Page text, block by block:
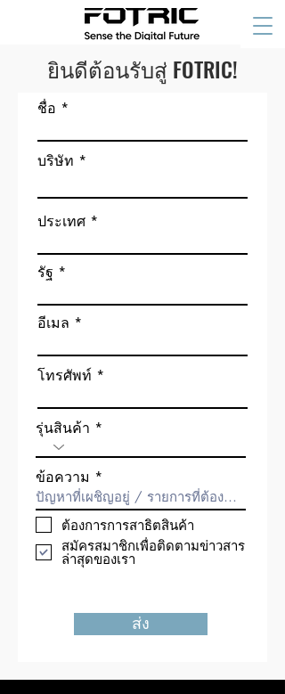
ยินดีต้อนรับสู่ FOTRIC!
ชื่อ
บริษัท
ประเทศ
รัฐ
อีเมล
โทรศัพท์
รุ่นสินค้า
ข้อความ
ต้องการการสาธิตสินค้า
สมัครสมาชิกเพื่อติดตามข่าวสาร
ล่าสุดของเรา
ส่ง